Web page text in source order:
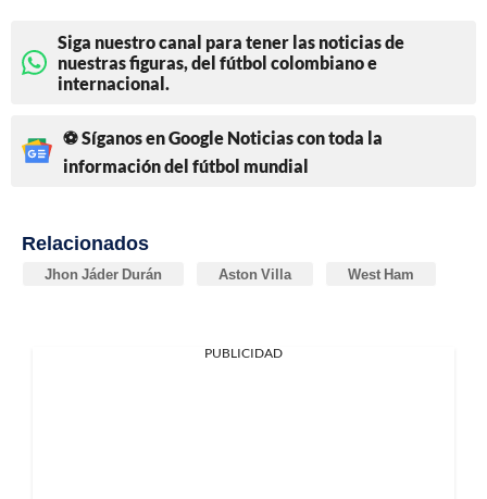
Siga nuestro canal para tener las noticias de
nuestras figuras, del fútbol colombiano e
internacional.
⚽ Síganos en Google Noticias con toda la
información del fútbol mundial
Relacionados
Jhon Jáder Durán Aston Villa West Ham
PUBLICIDAD